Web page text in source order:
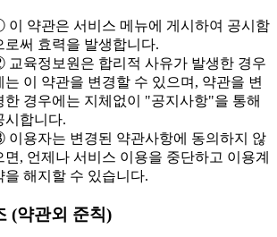
이 약관은 서비스 메뉴에 게시하여 공시함
로써 효력을 발생합니다.
교육정보원은 합리적 사유가 발생한 경우
는 이 약관을 변경할 수 있으며, 약관을 변
한 경우에는 지체없이 "공지사항"을 통해
시합니다.
이용자는 변경된 약관사항에 동의하지 않
면, 언제나 서비스 이용을 중단하고 이용계
을 해지할 수 있습니다.
(약관외 준칙)